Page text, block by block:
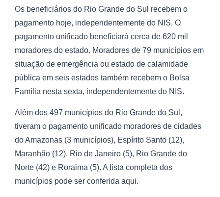
Os beneficiários do Rio Grande do Sul recebem o
pagamento hoje, independentemente do NIS. O
pagamento unificado beneficiará cerca de 620 mil
moradores do estado. Moradores de 79 municípios em
situação de emergência ou estado de calamidade
pública em seis estados também recebem o Bolsa
Família nesta sexta, independentemente do NIS.
Além dos 497 municípios do Rio Grande do Sul,
tiveram o pagamento unificado moradores de cidades
do Amazonas (3 municípios), Espírito Santo (12),
Maranhão (12), Rio de Janeiro (5), Rio Grande do
Norte (42) e Roraima (5). A lista completa dos
municípios pode ser conferida aqui.